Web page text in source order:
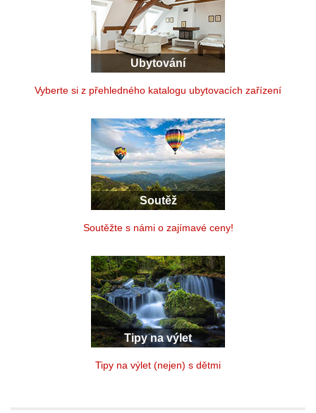
Ubytování
Vyberte si z přehledného katalogu ubytovacích zařízení
Soutěž
Soutěžte s námi o zajímavé ceny!
Tipy na výlet
Tipy na výlet (nejen) s dětmi